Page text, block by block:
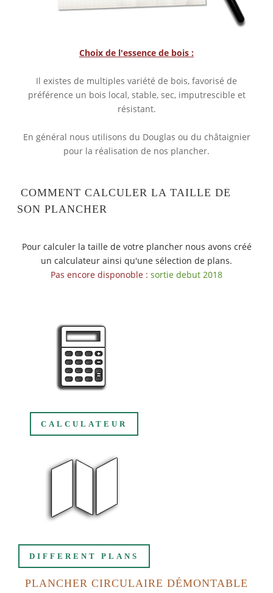
Choix de l'essence de bois :
Il existes de multiples variété de bois, favorisé de
préférence un bois local, stable, sec, imputrescible et
résistant.
En général nous utilisons du Douglas ou du châtaignier
pour la réalisation de nos plancher.
COMMENT CALCULER LA TAILLE DE
SON PLANCHER
Pour calculer la taille de votre plancher nous avons créé
un calculateur ainsi qu'une sélection de plans.
Pas encore disponoble : sortie debut 2018
CALCULATEUR
DIFFERENT PLANS
PLANCHER CIRCULAIRE DÉMONTABLE